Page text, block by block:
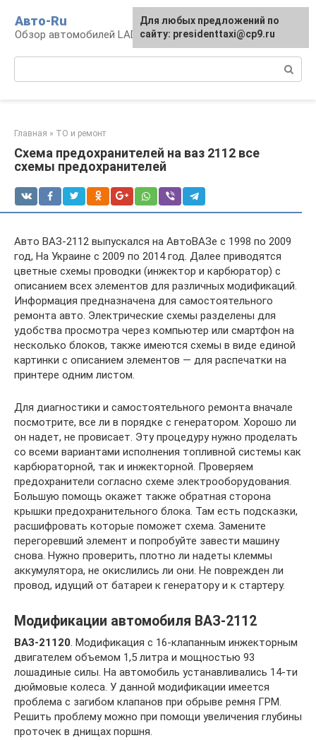
контенту
Авто-Ru
Обзор автомобилей LADA
Главная » ТО и ремонт
Схема предохранителей на ваз 2112 все
схемы предохранителей
Авто ВАЗ-2112 выпускался на АвтоВАЗе с 1998 по 2009
год, На Украине с 2009 по 2014 год. Далее приводятся
цветные схемы проводки (инжектор и карбюратор) с
описанием всех элементов для различных модификаций.
Информация предназначена для самостоятельного
ремонта авто. Электрические схемы разделены для
удобства просмотра через компьютер или смартфон на
несколько блоков, также имеются схемы в виде единой
картинки с описанием элементов — для распечатки на
принтере одним листом.
Для диагностики и самостоятельного ремонта вначале
посмотрите, все ли в порядке с генератором. Хорошо ли
он надет, не провисает. Эту процедуру нужно проделать
со всеми вариантами исполнения топливной системы как
карбюраторной, так и инжекторной. Проверяем
предохранители согласно схеме электрооборудования.
Большую помощь окажет также обратная сторона
крышки предохранительного блока. Там есть подсказки,
расшифровать которые поможет схема. Замените
перегоревший элемент и попробуйте завести машину
снова. Нужно проверить, плотно ли надеты клеммы
аккумулятора, не окислились ли они. Не поврежден ли
провод, идущий от батареи к генератору и к стартеру.
Модификации автомобиля ВАЗ-2112
ВАЗ-21120. Модификация с 16-клапанным инжекторным
двигателем объемом 1,5 литра и мощностью 93
лошадиные силы. На автомобиль устанавливались 14-ти
дюймовые колеса. У данной модификации имеется
проблема с загибом клапанов при обрыве ремня ГРМ.
Решить проблему можно при помощи увеличения глубины
проточек в днищах поршня.
Для любых предложений по
сайту: presidenttaxi@cp9.ru